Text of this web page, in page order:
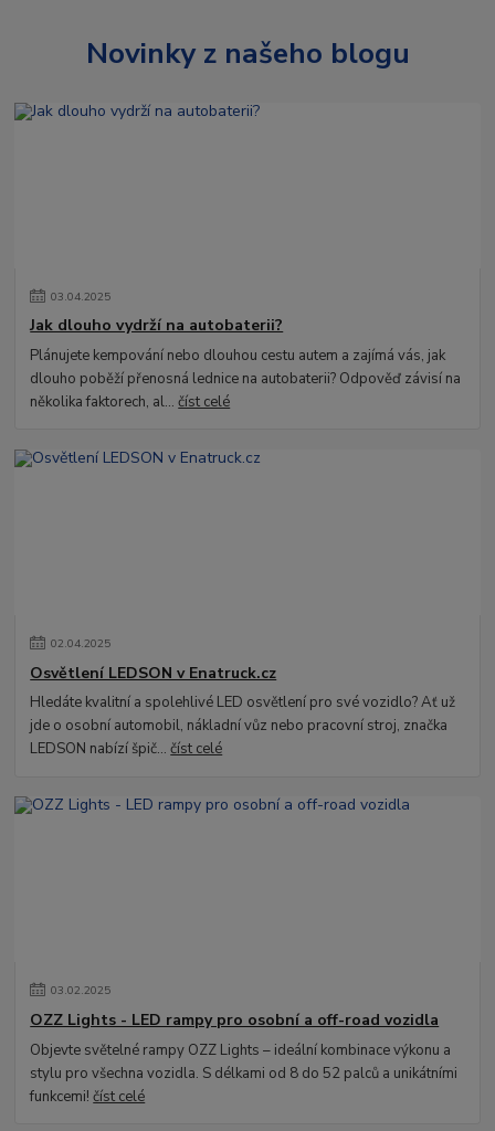
Novinky z našeho blogu
03.04.2025
Jak dlouho vydrží na autobaterii?
Plánujete kempování nebo dlouhou cestu autem a zajímá vás, jak
dlouho poběží přenosná lednice na autobaterii? Odpověď závisí na
několika faktorech, al...číst celé
02.04.2025
Osvětlení LEDSON v Enatruck.cz
Hledáte kvalitní a spolehlivé LED osvětlení pro své vozidlo? Ať už
jde o osobní automobil, nákladní vůz nebo pracovní stroj, značka
LEDSON nabízí špič...číst celé
03.02.2025
OZZ Lights - LED rampy pro osobní a off-road vozidla
Objevte světelné rampy OZZ Lights – ideální kombinace výkonu a
stylu pro všechna vozidla. S délkami od 8 do 52 palců a unikátními
funkcemi!číst celé